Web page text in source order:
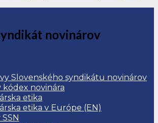
novinárov
Slovenského syndikátu novinárov
kódex novinára
etika
etika v Európe (EN)